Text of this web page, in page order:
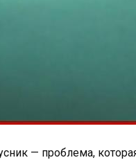
— проблема,